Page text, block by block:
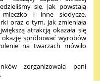
się, jak powstają
i inne słodycze.
oraz o tym, jak zmieniała
atrakcją okazała się
spróbować wyrobów
na twarzach mówiło
zorganizowała pani